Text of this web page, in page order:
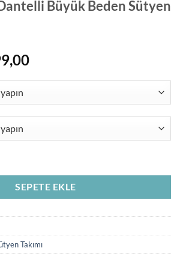
Büyük Beden Sütyen
Şu
₺499,00.
SEPETE EKLE
Takımı